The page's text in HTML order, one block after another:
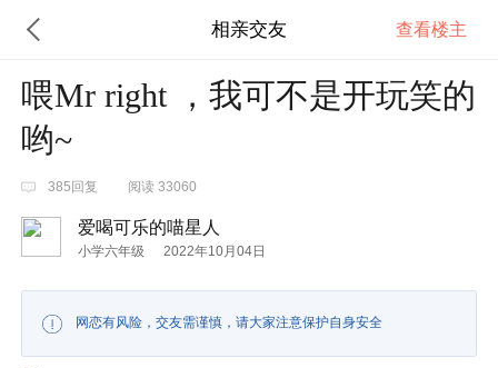
相亲交友 查看楼主
喂Mr right ，我可不是开玩笑的
哟~
385回复 阅读 33060
爱喝可乐的喵星人
小学六年级 2022年10月04日
网恋有风险，交友需谨慎，请大家注意保护自身安全